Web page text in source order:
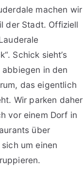
machen wir
der Stadt. Offiziell
Schick sieht’s
in den
das eigentlich
Wir parken daher
vor einem Dorf in
über
um einen